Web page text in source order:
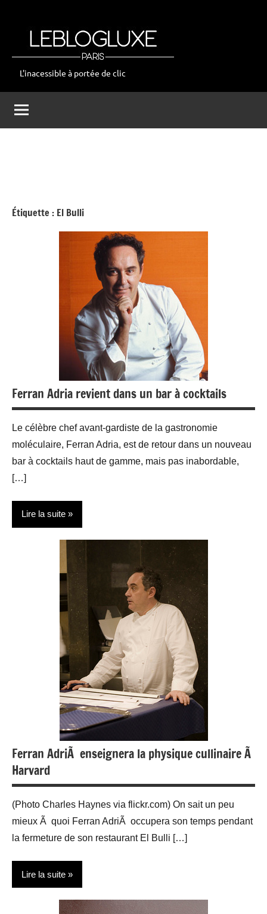
leblogluxe
L'inacessible à portée de clic
Étiquette : El Bulli
Ferran Adria revient dans un bar à cocktails
Le célèbre chef avant-gardiste de la gastronomie
moléculaire, Ferran Adria, est de retour dans un nouveau
bar à cocktails haut de gamme, mais pas inabordable,
[…]
Lire la suite
Evenements
Gastronomie
Restauration
Ferran AdriÃ enseignera la physique cullinaire Ã
Harvard
(Photo Charles Haynes via flickr.com) On sait un peu
mieux Ã quoi Ferran AdriÃ occupera son temps pendant
la fermeture de son restaurant El Bulli […]
Lire la suite